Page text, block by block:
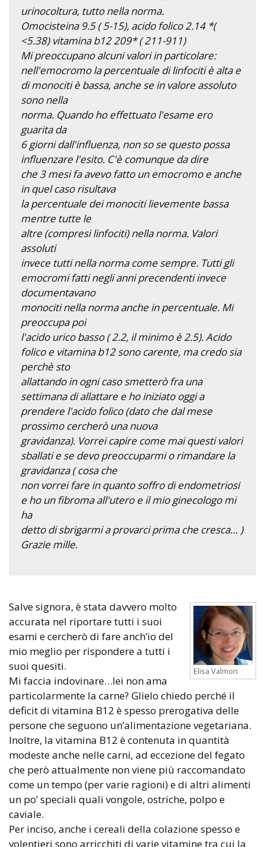
urinocoltura, tutto nella norma.
Omocisteina 9.5 ( 5-15), acido folico 2.14 *(
<5.38) vitamina b12 209* ( 211-911)
Mi preoccupano alcuni valori in particolare:
nell'emocromo la percentuale di linfociti è alta e
di monociti è bassa, anche se in valore assoluto
sono nella
norma. Quando ho effettuato l'esame ero
guarita da
6 giorni dall'influenza, non so se questo possa
influenzare l'esito. C'è comunque da dire
che 3 mesi fa avevo fatto un emocromo e anche
in quel caso risultava
la percentuale dei monociti lievemente bassa
mentre tutte le
altre (compresi linfociti) nella norma. Valori
assoluti
invece tutti nella norma come sempre. Tutti gli
emocromi fatti negli anni precendenti invece
documentavano
monociti nella norma anche in percentuale. Mi
preoccupa poi
l'acido urico basso ( 2.2, il minimo è 2.5). Acido
folico e vitamina b12 sono carente, ma credo sia
perchè sto
allattando in ogni caso smetterò fra una
settimana di allattare e ho iniziato oggi a
prendere l'acido folico (dato che dal mese
prossimo cercherò una nuova
gravidanza). Vorrei capire come mai questi valori
sballati e se devo preoccuparmi o rimandare la
gravidanza ( cosa che
non vorrei fare in quanto soffro di endometriosi
e ho un fibroma all'utero e il mio ginecologo mi
ha
detto di sbrigarmi a provarci prima che cresca… )
Grazie mille.
Elisa Valmori
Salve signora, è stata davvero molto
accurata nel riportare tutti i suoi
esami e cercherò di fare anch’io del
mio meglio per rispondere a tutti i
suoi quesiti.
Mi faccia indovinare…lei non ama
particolarmente la carne? Glielo chiedo perché il
deficit di vitamina B12 è spesso prerogativa delle
persone che seguono un’alimentazione vegetariana.
Inoltre, la vitamina B12 è contenuta in quantità
modeste anche nelle carni, ad eccezione del fegato
che però attualmente non viene più raccomandato
come un tempo (per varie ragioni) e di altri alimenti
un po’ speciali quali vongole, ostriche, polpo e
caviale.
Per inciso, anche i cereali della colazione spesso e
volentieri sono arricchiti di varie vitamine tra cui la